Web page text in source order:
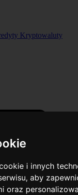
i innych
,aby
oraz
Kryptowaluty